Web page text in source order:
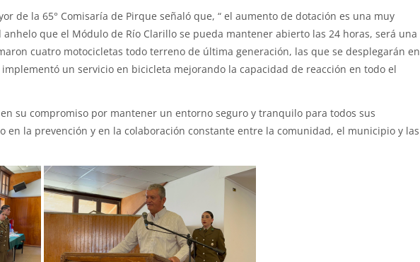
de la 65° Comisaría de Pirque señaló que, “ el aumento de dotación es una muy
que el Módulo de Río Clarillo se pueda mantener abierto las 24 horas, será una
cuatro motocicletas todo terreno de última generación, las que se desplegarán en
un servicio en bicicleta mejorando la capacidad de reacción en todo el
su compromiso por mantener un entorno seguro y tranquilo para todos sus
en la prevención y en la colaboración constante entre la comunidad, el municipio y las